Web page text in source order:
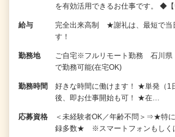
を有効活用できるお仕事です。 ◆
給与
完全出来高制 ★謝礼は、最短で当
す！
勤務地
ご自宅※フルリモート勤務 石川県
で勤務可能(在宅OK)
勤務時間
好きな時間に働けます！ ★単発（1
後、即お仕事開始も可！ ★在…
応募資格
＜未経験者OK／年齢不問＞⇒★特
録多数★ ※スマートフォンもしく